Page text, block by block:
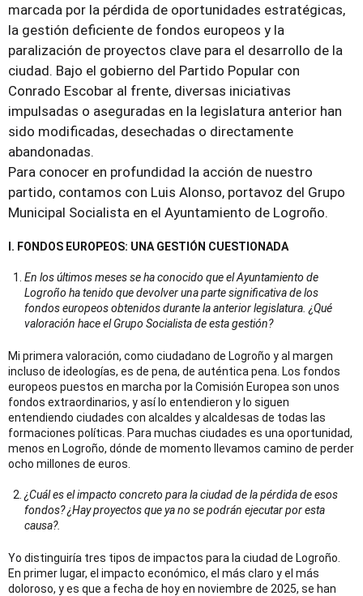
marcada por la pérdida de oportunidades estratégicas,
la gestión deficiente de fondos europeos y la
paralización de proyectos clave para el desarrollo de la
ciudad. Bajo el gobierno del Partido Popular con
Conrado Escobar al frente, diversas iniciativas
impulsadas o aseguradas en la legislatura anterior han
sido modificadas, desechadas o directamente
abandonadas.
Para conocer en profundidad la acción de nuestro
partido, contamos con Luis Alonso, portavoz del Grupo
Municipal Socialista en el Ayuntamiento de Logroño.
I. FONDOS EUROPEOS: UNA GESTIÓN CUESTIONADA
En los últimos meses se ha conocido que el Ayuntamiento de
Logroño ha tenido que devolver una parte significativa de los
fondos europeos obtenidos durante la anterior legislatura. ¿Qué
valoración hace el Grupo Socialista de esta gestión?
Mi primera valoración, como ciudadano de Logroño y al margen
incluso de ideologías, es de pena, de auténtica pena. Los fondos
europeos puestos en marcha por la Comisión Europea son unos
fondos extraordinarios, y así lo entendieron y lo siguen
entendiendo ciudades con alcaldes y alcaldesas de todas las
formaciones políticas. Para muchas ciudades es una oportunidad,
menos en Logroño, dónde de momento llevamos camino de perder
ocho millones de euros.
¿Cuál es el impacto concreto para la ciudad de la pérdida de esos
fondos? ¿Hay proyectos que ya no se podrán ejecutar por esta
causa?.
Yo distinguiría tres tipos de impactos para la ciudad de Logroño.
En primer lugar, el impacto económico, el más claro y el más
doloroso, y es que a fecha de hoy en noviembre de 2025, se han